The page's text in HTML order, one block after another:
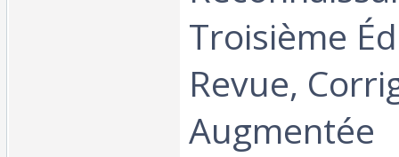
Troisième
Revue,
Augmentée‎